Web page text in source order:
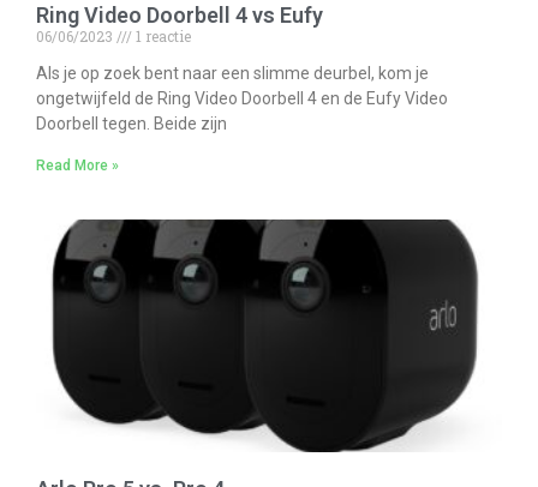
Ring Video Doorbell 4 vs Eufy
06/06/2023
1 reactie
Als je op zoek bent naar een slimme deurbel, kom je
ongetwijfeld de Ring Video Doorbell 4 en de Eufy Video
Doorbell tegen. Beide zijn
Read More »